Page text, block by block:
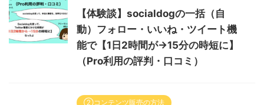
【体験談】socialdogの一括（自
動）フォロー・いいね・ツイート機
能で【1日2時間が→15分の時短に】
（Pro利用の評判・口コミ）
②コンテンツ販売の方法